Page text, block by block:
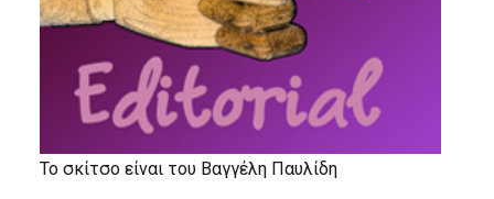
Το σκίτσο είναι του Βαγγέλη Παυλίδη